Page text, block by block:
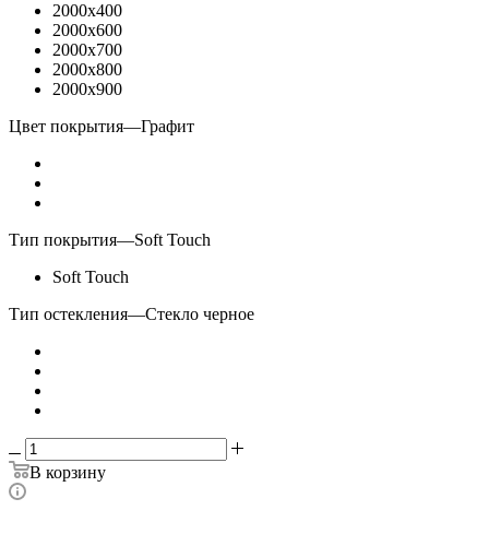
2000x400
2000x600
2000x700
2000x800
2000x900
Цвет покрытия—Графит
Тип покрытия—Soft Touch
Soft Touch
Тип остекления—Стекло черное
В корзину